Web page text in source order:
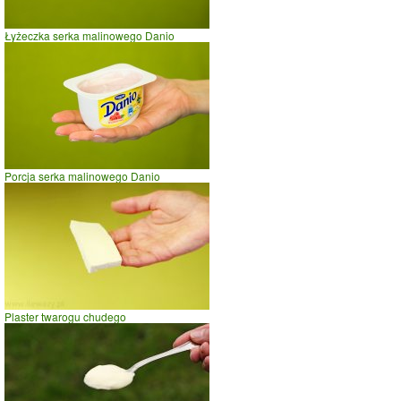
Łyżeczka serka malinowego Danio
Porcja serka malinowego Danio
Plaster twarogu chudego